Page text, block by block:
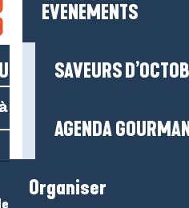
EVENEMENTS
SAVEURS
AGENDA
Organiser
SALÉES !
la newsletter
tourisme